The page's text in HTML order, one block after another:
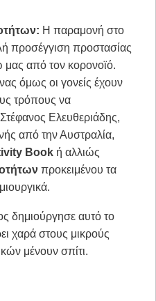
Η παραμονή στο
προσέγγιση προστασίας
μας από τον κορονοϊό.
όμως οι γονείς έχουν
τρόπους να
Ελευθεριάδης,
από την Αυστραλία,
Book ή αλλιώς
προκειμένου τα
δημιούργησε αυτό το
χαρά στους μικρούς
μένουν σπίτι.